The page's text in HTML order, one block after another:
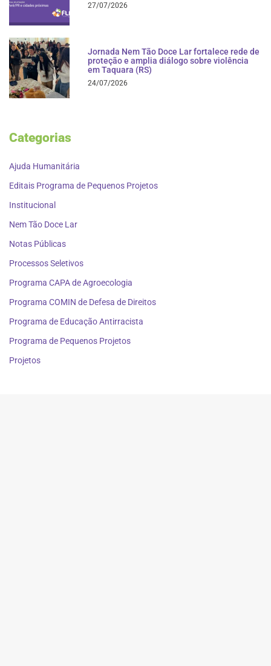
27/07/2026
Jornada Nem Tão Doce Lar fortalece rede de
proteção e amplia diálogo sobre violência
em Taquara (RS)
24/07/2026
Categorias
Ajuda Humanitária
Editais Programa de Pequenos Projetos
Institucional
Nem Tão Doce Lar
Notas Públicas
Processos Seletivos
Programa CAPA de Agroecologia
Programa COMIN de Defesa de Direitos
Programa de Educação Antirracista
Programa de Pequenos Projetos
Projetos